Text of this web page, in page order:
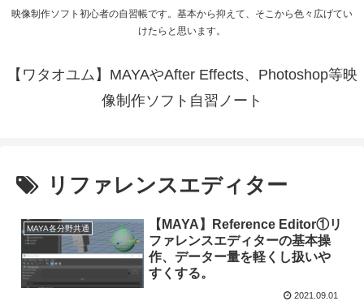
映像制作ソフト初心者の自習帳です。基本から抑えて、そこから色々広げてい
けたらと思います。
【ワタオユム】MAYAやAfter Effects、Photoshop等映
像制作ソフト自習ノート
リファレンスエディター
MAYA各分野共通
【MAYA】Reference Editor①リ
ファレンスエディターの基本操
作、データー量を軽くし扱いや
すくする。
2021.09.01